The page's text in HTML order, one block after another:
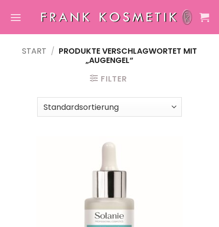
Inhalt
START / PRODUKTE VERSCHLAGWORTET MIT
„AUGENGEL“
FILTER